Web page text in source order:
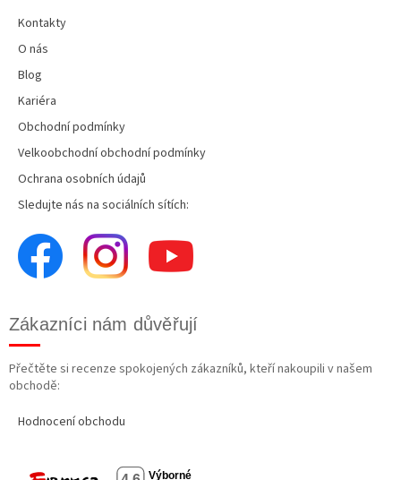
Kontakty
O nás
Blog
Kariéra
Obchodní podmínky
Velkoobchodní obchodní podmínky
Ochrana osobních údajů
Sledujte nás na sociálních sítích:
Zákazníci nám důvěřují
Přečtěte si recenze spokojených zákazníků, kteří nakoupili v našem
obchodě:
Hodnocení obchodu